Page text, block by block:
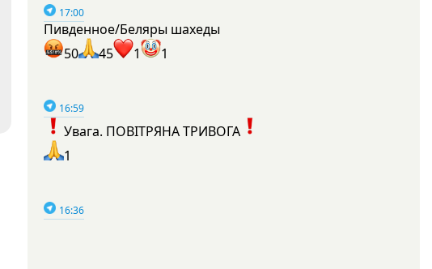
17:00
Пивденное/Беляры шахеды
50
45 1 1
16:59
Увага. ПОВІТРЯНА ТРИВОГА
1
16:36